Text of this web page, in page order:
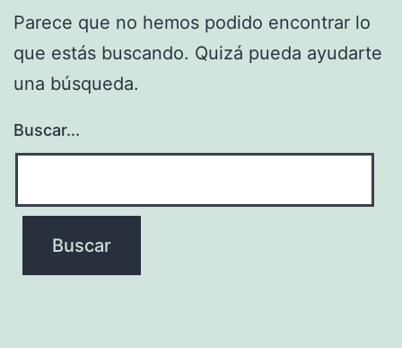
Parece que no hemos podido encontrar lo
que estás buscando. Quizá pueda ayudarte
una búsqueda.
Buscar...